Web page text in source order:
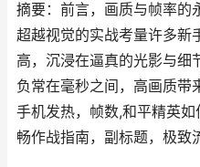
摘要：前言，画质与帧率的
超越视觉的实战考量许多新
高，沉浸在逼真的光影与细
负常在毫秒之间，高画质带
手机发热，帧数,和平精英
畅作战指南，副标题，极致